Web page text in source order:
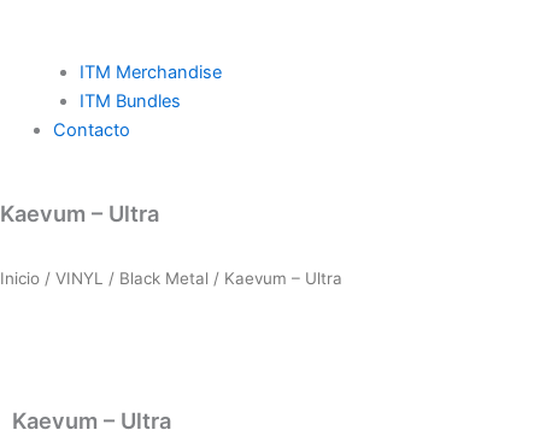
ITM Merchandise
ITM Bundles
Contacto
Kaevum – Ultra
Inicio / VINYL / Black Metal / Kaevum – Ultra
Kaevum – Ultra